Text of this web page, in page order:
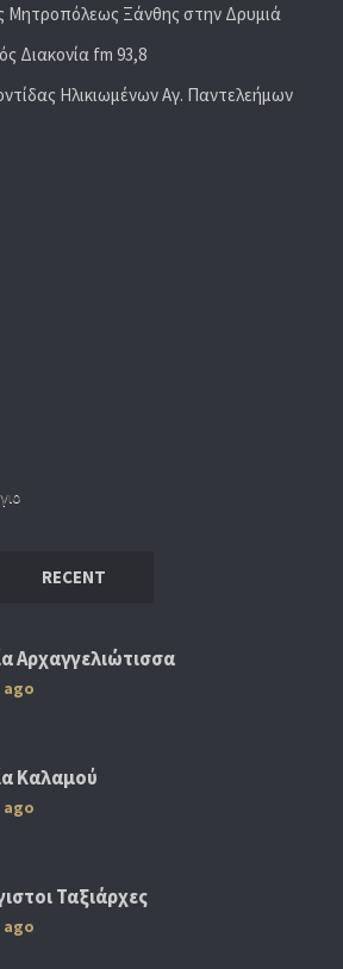
Μητροπόλεως Ξάνθης στην Δρυμιά
Διακονία fm 93,8
Ηλικιωμένων Αγ. Παντελεήμων
RECENT
Αρχαγγελιώτισσα
ago
Καλαμού
ago
Ταξιάρχες
ago